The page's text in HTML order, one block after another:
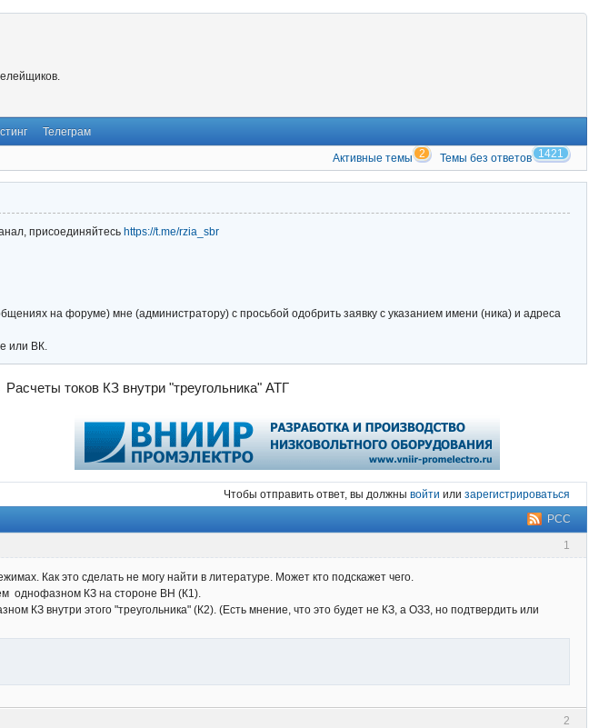
Телеграм
Активные темы 2 Темы без ответов 1421
присоединяйтесь https://t.me/rzia_sbr
на форуме) мне (администратору) с просьбой одобрить заявку с указанием имени (ника) и адреса
или ВК.
Расчеты токов КЗ внутри "треугольника" АТГ
Чтобы отправить ответ, вы должны войти или зарегистрироваться
РСС
1
Как это сделать не могу найти в литературе. Может кто подскажет чего.
однофазном КЗ на стороне ВН (К1).
КЗ внутри этого "треугольника" (К2). (Есть мнение, что это будет не КЗ, а ОЗЗ, но подтвердить или
2